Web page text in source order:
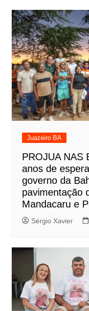
Juazeiro BA
PROJUA NAS
anos de
governo da
pavimentação
Mandacaru e
Sérgio Xavier